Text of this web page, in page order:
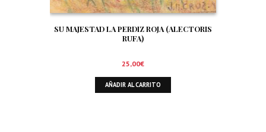
SU MAJESTAD LA PERDIZ ROJA (ALECTORIS
RUFA)
25,00€
AÑADIR AL CARRITO